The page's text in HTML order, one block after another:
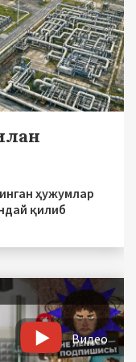
ҳужумлар
қилиб
Видео